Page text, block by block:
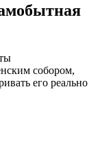
собором,
его реально